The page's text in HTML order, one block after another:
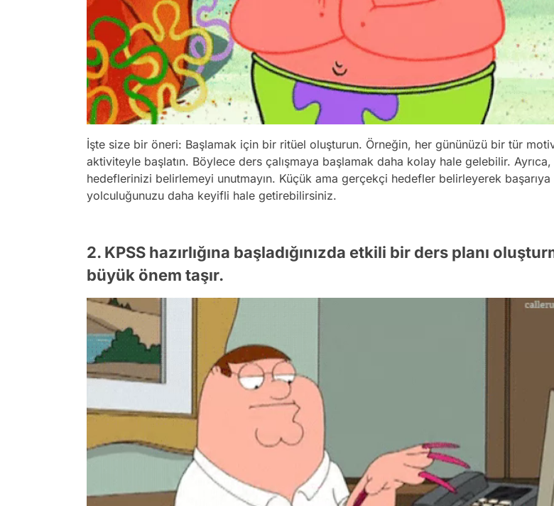
İşte size bir öneri: Başlamak için bir ritüel oluşturun. Örneğin, her gününüzü bir tür
aktiviteyle başlatın. Böylece ders çalışmaya başlamak daha kolay hale gelebilir. Ayrıca,
hedeflerinizi belirlemeyi unutmayın. Küçük ama gerçekçi hedefler belirleyerek
yolculuğunuzu daha keyifli hale getirebilirsiniz.
2. KPSS hazırlığına başladığınızda etkili bir ders planı
büyük önem taşır.